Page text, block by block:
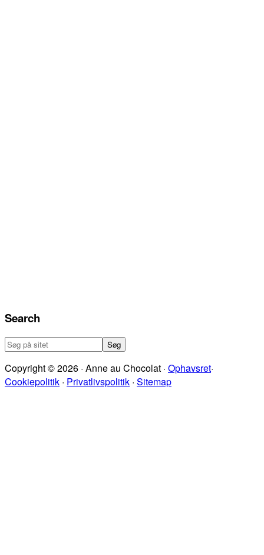
Search
Søg
på
sitet
Copyright © 2026 · Anne au Chocolat · Ophavsret·
Cookiepolitik · Privatlivspolitik · Sitemap